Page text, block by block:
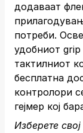
додаваат
потреби.
удобниот grip
тактилниот
бесплатна
контролори
гејмер кој
Изберете